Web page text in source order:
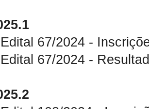
2024 - Inscrições
67/2024 -